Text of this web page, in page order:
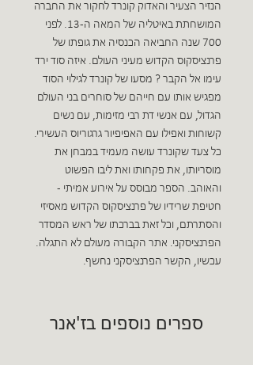
הנזיר הצעיר והאדוק קונרד לחקור את החברה
המושחתת באיטליה של המאה ה-13. לפני
700 שנה החביאה הכנסיה את גופתו של
פרנציסקוס הקדוש מעיני העולם. איזה סוד ירד
עימו אל הקבר ? מסעו של קונרד לגילוי הסוד
מפגיש אותו עם חייהם של סוחרים בני העולם
הגדול, עם אנשי דת רבי מזימות, עם נשים
קשוחות ואפילו עם האפיפיור גרגוריוס העשירי.
כל צעד שקונרד עושה מעמיד במבחן את
מוסריותו, את פקחותו ואת ליבו הפשוט
והאוהב. הספר מבוסס על אירוע אמיתי -
חטיפת שרידיו של פרנציסקוס הקדוש מאסיזי
והסתרתם, וכל זאת בברכתו של ראש המסדר
הפרנציסקני. אתר הקבורה מעולם לא התגלה.
עכשיו, הקשר הפרנציסקני נחשף.
ספרים נוספים בז'אנר